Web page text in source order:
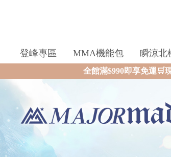
登峰專區 MMA機能包 瞬涼北
$990即享免運🛒現貨商品2個工作天內火速寄